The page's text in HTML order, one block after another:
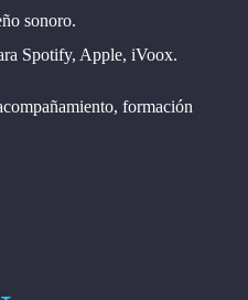
sonoro.
Spotify, Apple, iVoox.
formación